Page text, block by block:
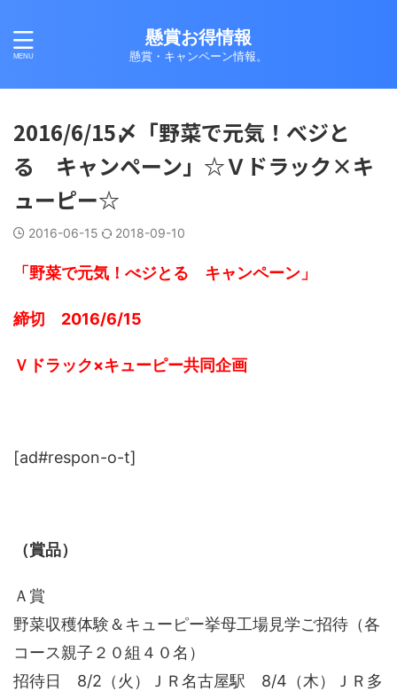
懸賞お得情報
懸賞・キャンペーン情報。
2016/6/15〆「野菜で元気！べジと
る キャンペーン」☆Ｖドラック×キ
ューピー☆
2016-06-15 2018-09-10
「野菜で元気！べジとる キャンペーン」
締切 2016/6/15
Ｖドラック×キューピー共同企画
[ad#respon-o-t]
（賞品）
Ａ賞
野菜収穫体験＆キューピー挙母工場見学ご招待（各
コース親子２０組４０名）
招待日 8/2（火）ＪＲ名古屋駅 8/4（木）ＪＲ多